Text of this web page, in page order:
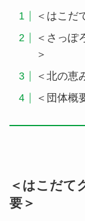
＜はこだ
＜さっぽ
＞
＜北の恵
＜団体概
＜はこだて
要＞